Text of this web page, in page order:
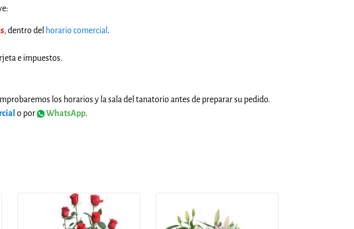
, dentro del horario comercial .
e impuestos.
los horarios y la sala del tanatorio antes de preparar su pedido.
o por WhatsApp.